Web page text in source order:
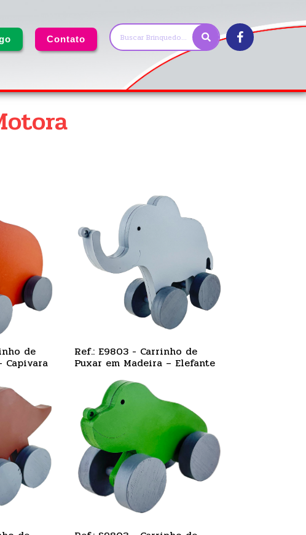
Contato
de
Capivara
Ref.: E9803 - Carrinho de
Puxar em Madeira – Elefante